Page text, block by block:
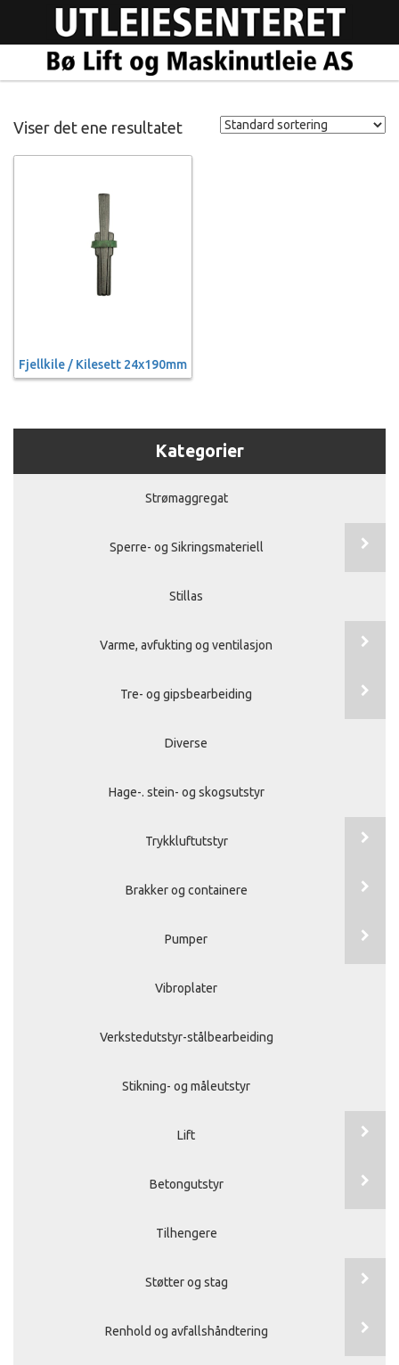
Viser det ene resultatet
Fjellkile / Kilesett 24x190mm
Kategorier
Strømaggregat
Sperre- og Sikringsmateriell
Stillas
Varme, avfukting og ventilasjon
Tre- og gipsbearbeiding
Diverse
Hage-. stein- og skogsutstyr
Trykkluftutstyr
Brakker og containere
Pumper
Vibroplater
Verkstedutstyr-stålbearbeiding
Stikning- og måleutstyr
Lift
Betongutstyr
Tilhengere
Støtter og stag
Renhold og avfallshåndtering